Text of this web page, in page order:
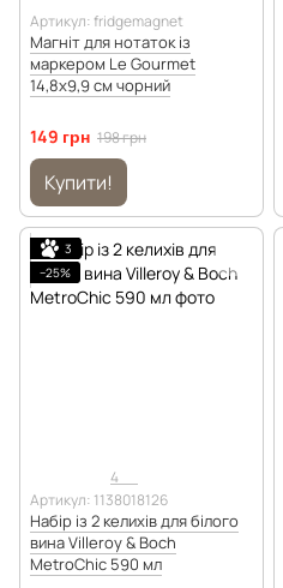
Артикул: fridgemagnet
Магніт для нотаток із
маркером Le Gourmet
14,8х9,9 см чорний
149 грн 198 грн
Купити!
3
−25%
4
Артикул: 1138018126
Набір із 2 келихів для білого
вина Villeroy & Boch
MetroChic 590 мл